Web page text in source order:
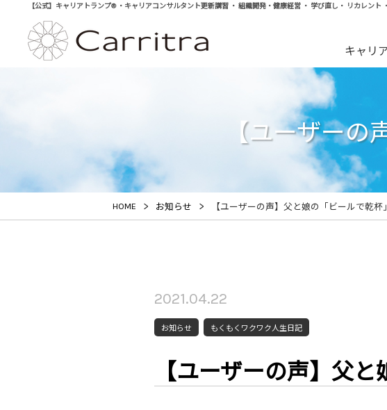
【公式】キャリアトランプ® ・キャリアコンサルタント更新講習 ・ 組織開発・健康経営 ・ 学び直し・ リカレント
キャリ
【ユーザーの
HOME > お知らせ > 【ユーザーの声】父と娘の「ビールで乾杯」
2021.04.22
お知らせ もくもくワクワク人生日記
【ユーザーの声】父と